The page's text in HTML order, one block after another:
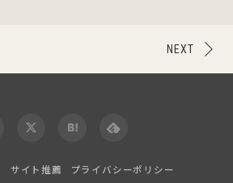
NEXT
サイト推薦 プライバシーポリシー